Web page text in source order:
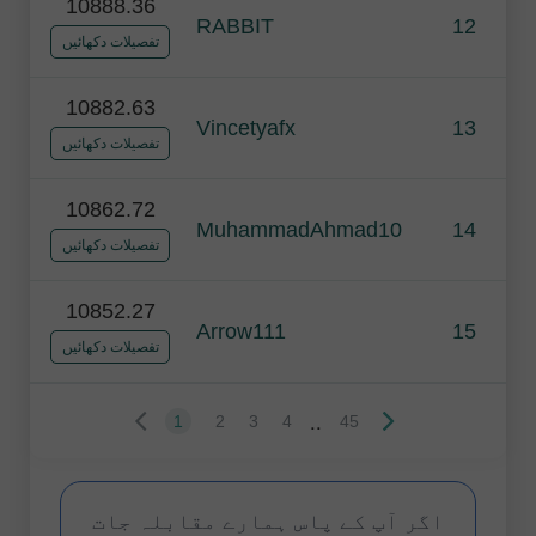
12
RABBIT
10888.36
تفصیلات دکھائیں
13
Vincetyafx
10882.63
تفصیلات دکھائیں
14
MuhammadAhmad10
10862.72
تفصیلات دکھائیں
15
Arrow111
10852.27
تفصیلات دکھائیں
1 2 3 4 .. 45
اگر آپ کے پاس ہمارے مقابلہ جات